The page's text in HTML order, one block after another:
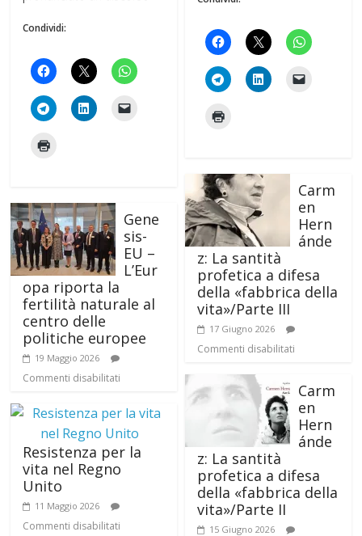
Condividi:
Gene
sis-
EU –
L’Eur
opa riporta la
fertilità naturale al
centro delle
politiche europee
19 Maggio 2026
Commenti disabilitati
Resistenza per la
vita nel Regno
Unito
11 Maggio 2026
Commenti disabilitati
Carm
en
Hern
ánde
z: La santità
profetica a difesa
della «fabbrica della
vita»/Parte III
17 Giugno 2026
Commenti disabilitati
Carm
en
Hern
ánde
z: La santità
profetica a difesa
della «fabbrica della
vita»/Parte II
15 Giugno 2026